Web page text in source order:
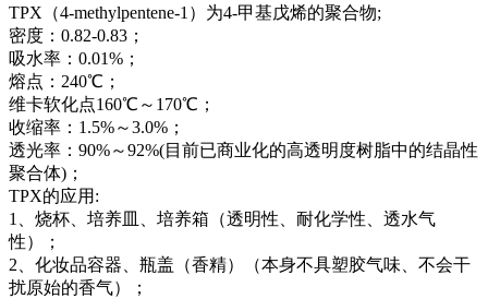
TPX（4-methylpentene-1）为4-甲基戊烯的聚合物;
密度：0.82-0.83；
吸水率：0.01%；
熔点：240℃；
维卡软化点160℃～170℃；
收缩率：1.5%～3.0%；
透光率：90%～92%(目前已商业化的高透明度树脂中的结晶性
聚合体)；
TPX的应用:
1、烧杯、培养皿、培养箱（透明性、耐化学性、透水气
性）；
2、化妆品容器、瓶盖（香精）（本身不具塑胶气味、不会干
扰原始的香气）；